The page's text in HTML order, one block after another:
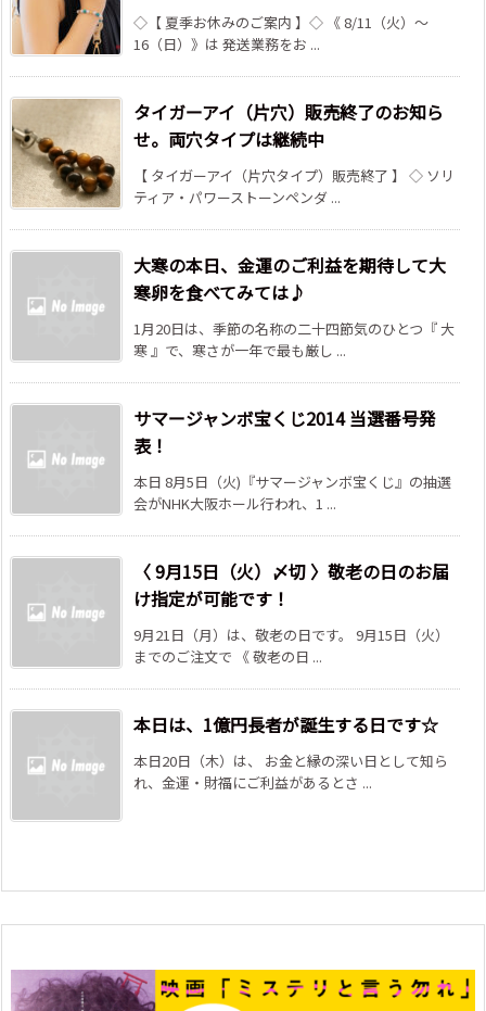
◇【 夏季お休みのご案内 】◇ 《 8/11（火）～
16（日）》は 発送業務をお ...
タイガーアイ（片穴）販売終了のお知ら
せ。両穴タイプは継続中
【 タイガーアイ（片穴タイプ）販売終了 】 ◇ ソリ
ティア・パワーストーンペンダ ...
大寒の本日、金運のご利益を期待して大
寒卵を食べてみては♪
1月20日は、季節の名称の二十四節気のひとつ『 大
寒 』で、寒さが一年で最も厳し ...
サマージャンボ宝くじ2014 当選番号発
表！
本日 8月5日（火)『サマージャンボ宝くじ』の抽選
会がNHK大阪ホール行われ、1 ...
〈 9月15日（火）〆切 〉敬老の日のお届
け指定が可能です！
9月21日（月）は、敬老の日です。 9月15日（火）
までのご注文で 《 敬老の日 ...
本日は、1億円長者が誕生する日です☆
本日20日（木）は、 お金と縁の深い日として知ら
れ、金運・財福にご利益があるとさ ...